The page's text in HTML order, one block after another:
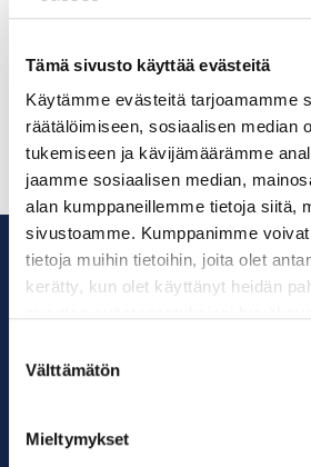
Tämä sivusto käyttää evästeitä
Käytämme evästeitä tarjoamamme
räätälöimiseen, sosiaalisen median
tukemiseen ja kävijämäärämme
jaamme sosiaalisen median,
alan kumppaneillemme tietoja siitä,
sivustoamme. Kumppanimme
tietoja muihin tietoihin, joita olet
kerätty, kun olet käyttänyt heidän
valinta
Välttämätön
Mieltymykset
hankekoko
alkuperäisestä